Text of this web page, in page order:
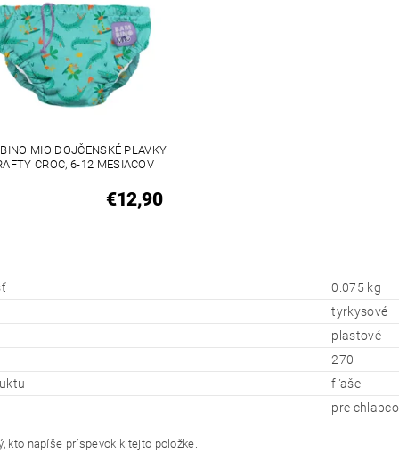
MIO DOJČENSKÉ PLAVKY
CROC, 6-12 MESIACOV
€12,90
0.075 kg
tyrkysové
plastové
270
fľaše
pre
kto napíše príspevok k tejto položke.